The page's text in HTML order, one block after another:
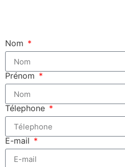
Nom
Prénom
Télephone
E-mail